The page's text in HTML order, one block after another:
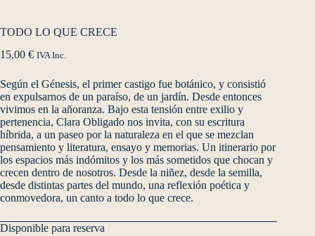
TODO LO QUE CRECE
15,00 € IVA Inc.
Según el Génesis, el primer castigo fue botánico, y consistió
en expulsarnos de un paraíso, de un jardín. Desde entonces
vivimos en la añoranza. Bajo esta tensión entre exilio y
pertenencia, Clara Obligado nos invita, con su escritura
híbrida, a un paseo por la naturaleza en el que se mezclan
pensamiento y literatura, ensayo y memorias. Un itinerario por
los espacios más indómitos y los más sometidos que chocan y
crecen dentro de nosotros. Desde la niñez, desde la semilla,
desde distintas partes del mundo, una reflexión poética y
conmovedora, un canto a todo lo que crece.
Disponible para reserva